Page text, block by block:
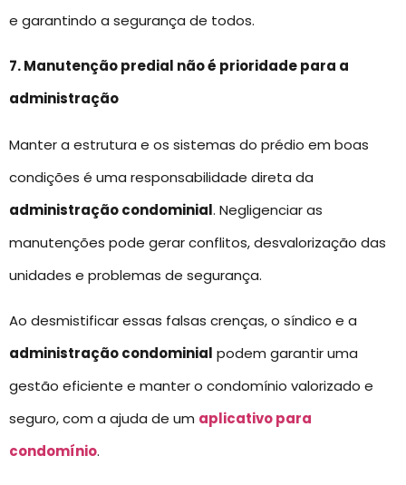
e garantindo a segurança de todos.
7. Manutenção predial não é prioridade para a
administração
Manter a estrutura e os sistemas do prédio em boas
condições é uma responsabilidade direta da
administração condominial. Negligenciar as
manutenções pode gerar conflitos, desvalorização das
unidades e problemas de segurança.
Ao desmistificar essas falsas crenças, o síndico e a
administração condominial podem garantir uma
gestão eficiente e manter o condomínio valorizado e
seguro, com a ajuda de um aplicativo para
condomínio.